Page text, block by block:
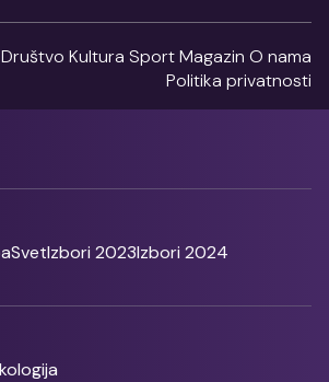
Društvo Kultura SportMagazin O nama
Politika privatnosti
SvetIzbori 2023Izbori 2024